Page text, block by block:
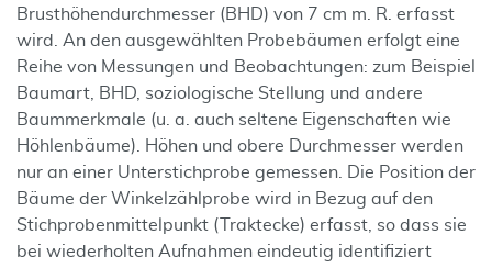
Brusthöhendurchmesser (BHD) von 7 cm m. R. erfasst
wird. An den ausgewählten Probebäumen erfolgt eine
Reihe von Messungen und Beobachtungen: zum Beispiel
Baumart, BHD, soziologische Stellung und andere
Baummerkmale (u. a. auch seltene Eigenschaften wie
Höhlenbäume). Höhen und obere Durchmesser werden
nur an einer Unterstichprobe gemessen. Die Position der
Bäume der Winkelzählprobe wird in Bezug auf den
Stichprobenmittelpunkt (Traktecke) erfasst, so dass sie
bei wiederholten Aufnahmen eindeutig identifiziert